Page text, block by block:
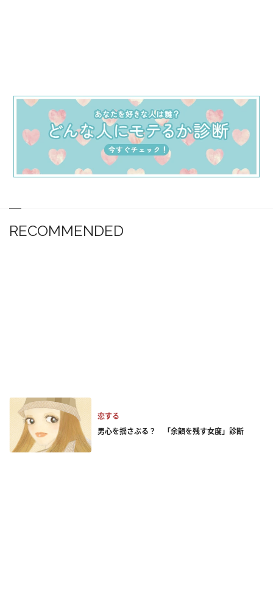
RECOMMENDED
恋する
男心を揺さぶる？ 「余韻を残す女度」診断